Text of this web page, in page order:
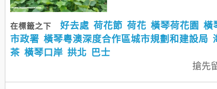
在標籤之下 好去處 荷花節 荷花 橫琴荷花園
橫
市政署 橫琴粵澳深度合作區城市規劃和建設局
茶 橫琴口岸 拱北 巴士
搶先